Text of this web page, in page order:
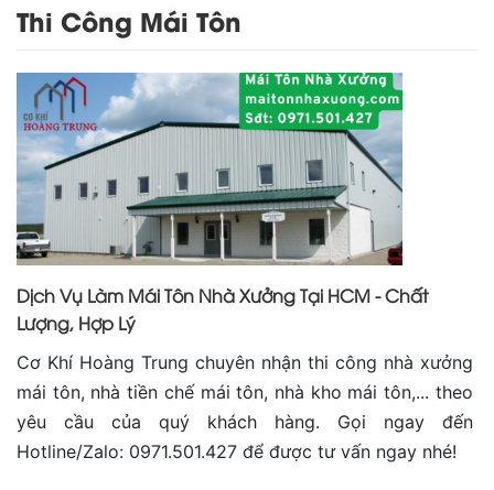
Thi Công Mái Tôn
Dịch Vụ Làm Mái Tôn Nhà Xưởng Tại HCM - Chất
Lượng, Hợp Lý
Cơ Khí Hoàng Trung chuyên nhận thi công nhà xưởng
mái tôn, nhà tiền chế mái tôn, nhà kho mái tôn,... theo
yêu cầu của quý khách hàng. Gọi ngay đến
Hotline/Zalo: 0971.501.427 để được tư vấn ngay nhé!